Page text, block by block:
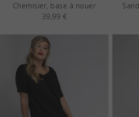
Chemisier, base à nouer
39,99 €